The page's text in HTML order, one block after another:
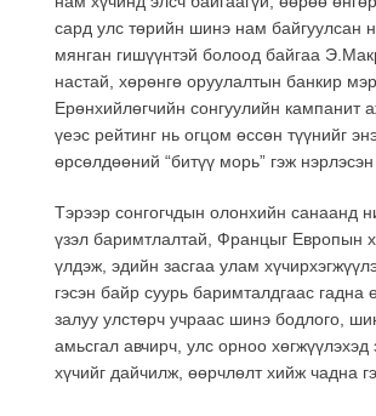
сард улс төрийн шинэ нам байгуулсан
мянган гишүүнтэй болоод байгаа
настай, хөрөнгө оруулалтын банкир
Ерөнхийлөгчийн сонгуулийн кампанит
үеэс рейтинг нь огцом өссөн түүнийг
өрсөлдөөний “битүү морь” гэж нэрлэсэн
Тэрээр сонгогчдын олонхийн санаанд
үзэл баримтлалтай, Францыг Европын
үлдэж, эдийн засгаа улам
гэсэн байр суурь баримталдгаас гадна
залуу улстөрч учраас шинэ бодлого,
амьсгал авчирч, улс орноо хөгжүүлэхэд
хүчийг дайчилж, өөрчлөлт хийж чадна